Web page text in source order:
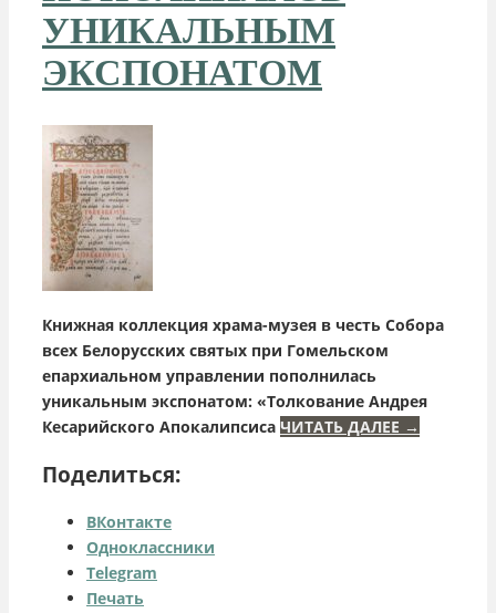
УНИКАЛЬНЫМ
ЭКСПОНАТОМ
Книжная коллекция храма-музея в честь Собора
всех Белорусских святых при Гомельском
епархиальном управлении пополнилась
уникальным экспонатом: «Толкование Андрея
Кесарийского Апокалипсиса ЧИТАТЬ ДАЛЕЕ →
Поделиться:
ВКонтакте
Одноклассники
Telegram
Печать